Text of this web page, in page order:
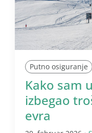
Putno osiguranje
Kako sam
izbegao
evra